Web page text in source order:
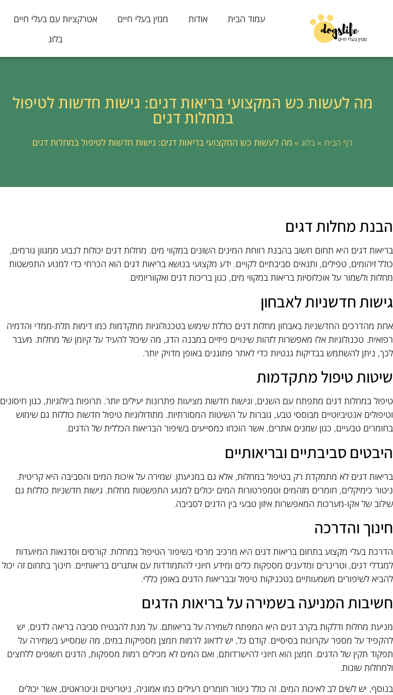
עמוד הבית אודות מגזין בעלי חיים אטרקציות עם בעלי חיים
בלוג
מה לעשות כש המקצועי בריאות דגים: גישות חדשות לטיפול
במחלות דגים
דף הבית » בלוג » מה לעשות כש המקצועי בריאות דגים: גישות חדשות לטיפול במחלות דגים
הבנת מחלות דגים
בריאות דגים היא תחום חשוב בהבנת רווחת המינים השונים במקווי מים. מחלות דגים יכולות לנבוע ממגוון גורמים,
כולל זיהומים, טפילים, ותנאים סביבתיים לקויים. ידע מקצועי בנושא בריאות דגים הוא הכרחי כדי למנוע התפשטות
מחלות ולשמור על אוכלוסיות בריאות במקווי מים, כגון בריכות דגים ואקווריומים.
גישות חדשניות לאבחון
אחת מהדרכים החדשניות באבחון מחלות דגים כוללת שימוש בטכנולוגיות מתקדמות כמו דימות תלת-ממדי והדמיה
רפואית. טכנולוגיות אלו מאפשרות לזהות שינויים פיזיים במבנה הדג, מה שיכול להעיד על קיומן של מחלות. מעבר
לכך, ניתן להשתמש בבדיקות גנטיות כדי לאתר פתוגנים באופן מדויק יותר.
שיטות טיפול מתקדמות
טיפול במחלות דגים מתפתח עם השנים, וגישות חדשות מציעות פתרונות יעילים יותר. תרופות ביולוגיות, כגון חיסונים
וטיפולים אנטיביוטיים מבוססי טבע, גוברות על השיטות המסורתיות. מתודולוגיות טיפול חדשות כוללות גם שימוש
בחומרים טבעיים, כגון שמנים אתרים, אשר הוכחו כמסייעים בשיפור הבריאות הכללית של הדגים.
היבטים סביבתיים ובריאותיים
בריאות דגים לא מתמקדת רק בטיפול במחלות, אלא גם במניעתן. שמירה על איכות המים והסביבה היא קריטית.
ניטור כימיקלים, חומרים מזהמים וטמפרטורות המים יכולים למנוע התפשטות מחלות. גישות חדשניות כוללות גם
שילוב של אקו-מערכות המאפשרות איזון טבעי בין הדגים לסביבה.
חינוך והדרכה
הדרכת בעלי מקצוע בתחום בריאות דגים היא מרכיב מרכזי בשיפור הטיפול במחלות. קורסים וסדנאות המיועדות
למגדלי דגים, וטרינרים ומדענים מספקות כלים ומידע חיוני להתמודדות עם אתגרים בריאותיים. חינוך בתחום זה יכול
להביא לשיפורים משמעותיים בטכניקות טיפול ובבריאות הדגים באופן כללי.
חשיבות המניעה בשמירה על בריאות הדגים
מניעת מחלות ודלקות בקרב דגים היא המפתח לשמירה על בריאותם. על מנת להבטיח סביבה בריאה לדגים, יש
להקפיד על מספר עקרונות בסיסיים. קודם כל, יש לדאוג לרמות חמצן מספיקות במים, מה שמסייע בשמירה על
תפקוד תקין של הדגים. חמצן הוא חיוני להישרדותם, ואם המים לא מכילים רמות מספקות, הדגים חשופים ללחצים
ולמחלות שונות.
בנוסף, יש לשים לב לאיכות המים. זה כולל ניטור חומרים רעילים כמו אמוניה, ניטריטים וניטראטים, אשר יכולים